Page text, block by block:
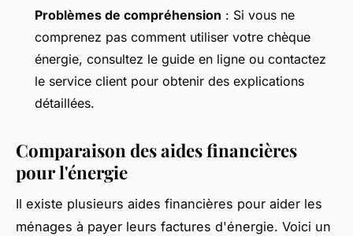
Problèmes de compréhension : Si vous ne
comprenez pas comment utiliser votre chèque
énergie, consultez le guide en ligne ou contactez
le service client pour obtenir des explications
détaillées.
Comparaison des aides financières
pour l'énergie
Il existe plusieurs aides financières pour aider les
ménages à payer leurs factures d'énergie. Voici un